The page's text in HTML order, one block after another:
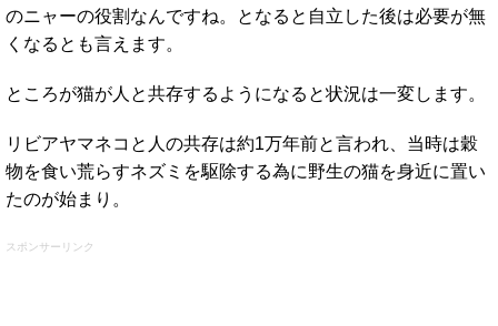
のニャーの役割なんですね。となると自立した後は必要が無
くなるとも言えます。
ところが猫が人と共存するようになると状況は一変します。
リビアヤマネコと人の共存は約1万年前と言われ、当時は穀
物を食い荒らすネズミを駆除する為に野生の猫を身近に置い
たのが始まり。
スポンサーリンク